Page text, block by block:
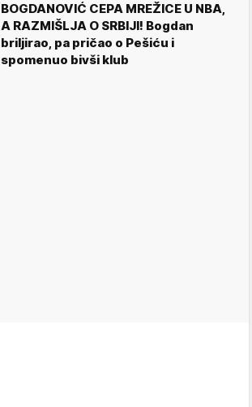
BOGDANOVIĆ CEPA MREŽICE U NBA,
A RAZMIŠLJA O SRBIJI! Bogdan
briljirao, pa pričao o Pešiću i
spomenuo bivši klub